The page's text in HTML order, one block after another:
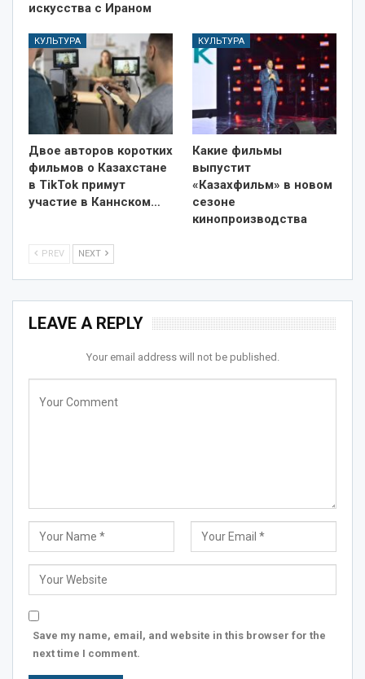
искусства с Ираном
КУЛЬТУРА
Двое авторов коротких
фильмов о Казахстане
в TikTok примут
участие в Каннском…
КУЛЬТУРА
Какие фильмы
выпустит
«Казахфильм» в новом
сезоне
кинопроизводства
PREV NEXT
LEAVE A REPLY
Your email address will not be published.
Save my name, email, and website in this browser for the
next time I comment.